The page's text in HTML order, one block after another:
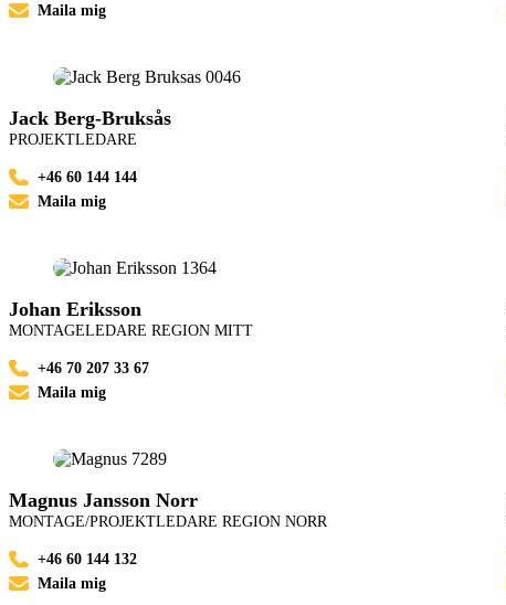
Maila mig
Jack Berg-Bruksås
PROJEKTLEDARE
+46 60 144 144
Maila mig
Johan Eriksson
MONTAGELEDARE REGION MITT
+46 70 207 33 67
Maila mig
Magnus Jansson Norr
MONTAGE/PROJEKTLEDARE REGION NORR
+46 60 144 132
Maila mig